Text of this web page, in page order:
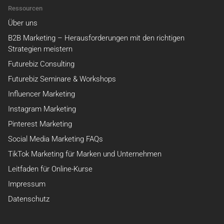
Ressourcen
Über uns
B2B Marketing – Herausforderungen mit den richtigen
Strategien meistern
Futurebiz Consulting
Futurebiz Seminare & Workshops
Influencer Marketing
Instagram Marketing
Pinterest Marketing
Social Media Marketing FAQs
TikTok Marketing für Marken und Unternehmen
Leitfaden für Online-Kurse
Impressum
Datenschutz